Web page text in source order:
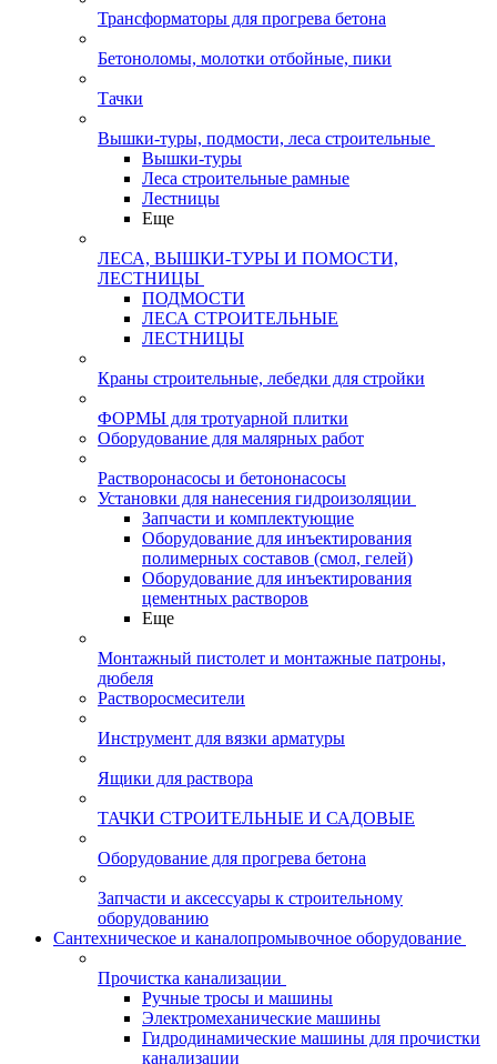
Трансформаторы для прогрева бетона
Бетоноломы, молотки отбойные, пики
Тачки
Вышки-туры, подмости, леса строительные
Вышки-туры
Леса строительные рамные
Лестницы
Еще
ЛЕСА, ВЫШКИ-ТУРЫ И ПОМОСТИ,
ЛЕСТНИЦЫ
ПОДМОСТИ
ЛЕСА СТРОИТЕЛЬНЫЕ
ЛЕСТНИЦЫ
Краны строительные, лебедки для стройки
ФОРМЫ для тротуарной плитки
Оборудование для малярных работ
Растворонасосы и бетононасосы
Установки для нанесения гидроизоляции
Запчасти и комплектующие
Оборудование для инъектирования
полимерных составов (смол, гелей)
Оборудование для инъектирования
цементных растворов
Еще
Монтажный пистолет и монтажные патроны,
дюбеля
Растворосмесители
Инструмент для вязки арматуры
Ящики для раствора
ТАЧКИ СТРОИТЕЛЬНЫЕ И САДОВЫЕ
Оборудование для прогрева бетона
Запчасти и аксессуары к строительному
оборудованию
Сантехническое и каналопромывочное оборудование
Прочистка канализации
Ручные тросы и машины
Электромеханические машины
Гидродинамические машины для прочистки
канализации